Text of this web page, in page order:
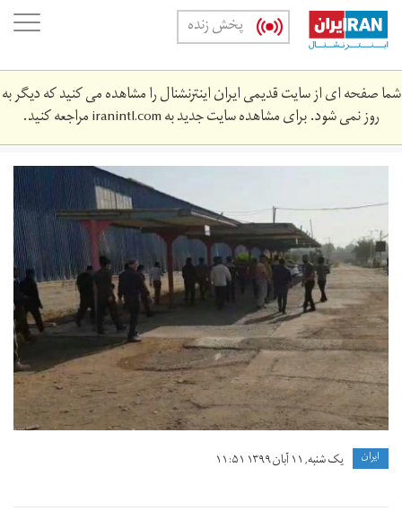
Skip
main
content
پخش زنده
شما صفحه ای از سایت قدیمی ایران اینترنشنال را مشاهده می کنید که دیگر به
روز نمی شود. برای مشاهده سایت جدید بهiranintl.comمراجعه کنید.
photo_2020-
10-
31_12-
31-
17.jpg
ايران یک شنبه, ۱۱ آبان ۱۳۹۹ ۱۱:۵۱